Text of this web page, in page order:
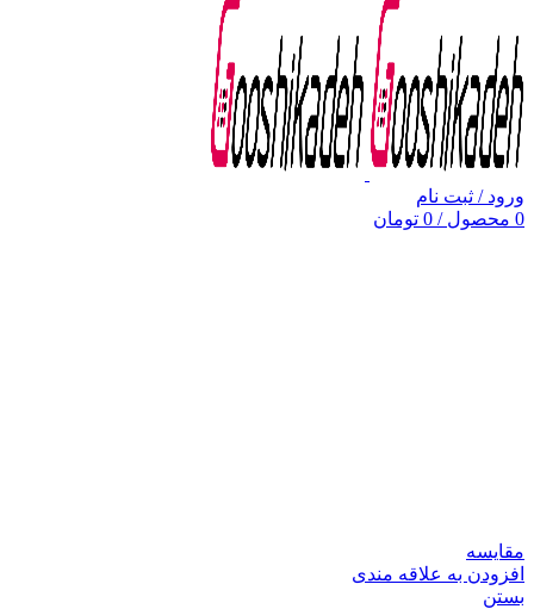
ورود / ثبت نام
0 محصول /
0 تومان
مقایسه
افزودن به علاقه مندی
بستن